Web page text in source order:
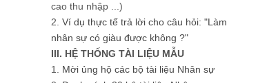
cao thu nhập ...)
2. Ví dụ thực tế trả lời cho câu hỏi: "Làm
nhân sự có giàu được không ?"
III. HỆ THỐNG TÀI LIỆU MẪU
1. Mời ủng hộ các bộ tài liệu Nhân sự